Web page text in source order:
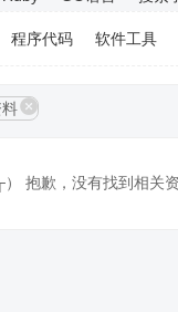
程序代码 软件工具
） 抱歉，没有找到相关